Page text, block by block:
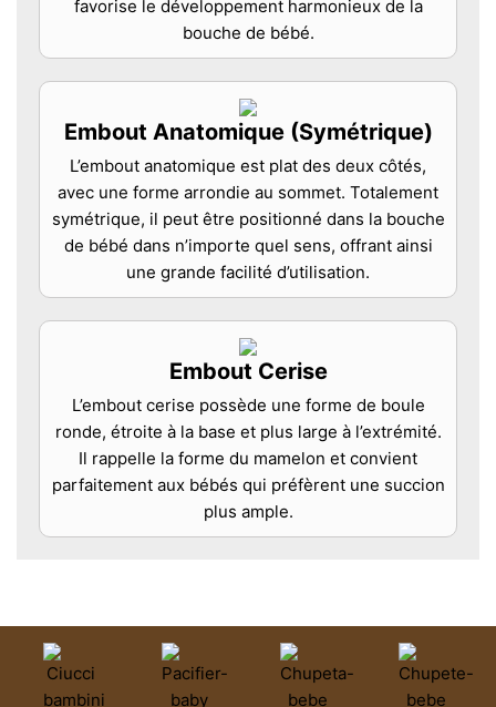
favorise le développement harmonieux de la
bouche de bébé.
Embout Anatomique (Symétrique)
L’embout anatomique est plat des deux côtés,
avec une forme arrondie au sommet. Totalement
symétrique, il peut être positionné dans la bouche
de bébé dans n’importe quel sens, offrant ainsi
une grande facilité d’utilisation.
Embout Cerise
L’embout cerise possède une forme de boule
ronde, étroite à la base et plus large à l’extrémité.
Il rappelle la forme du mamelon et convient
parfaitement aux bébés qui préfèrent une succion
plus ample.